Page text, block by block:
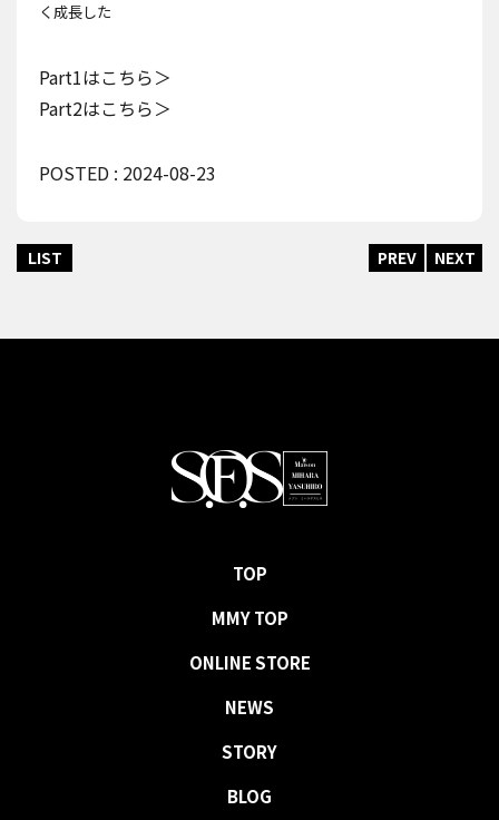
く成長した
Part1はこちら＞
Part2はこちら＞
POSTED : 2024-08-23
LIST PREV NEXT
TOP
MMY TOP
ONLINE STORE
NEWS
STORY
BLOG